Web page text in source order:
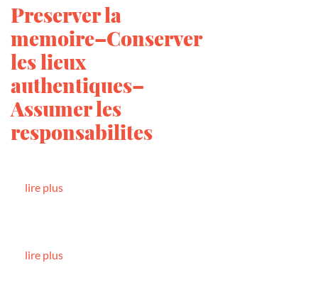
Preserver la
memoire–Conserver
les lieux
authentiques–
Assumer les
responsabilites
lire plus
lire plus